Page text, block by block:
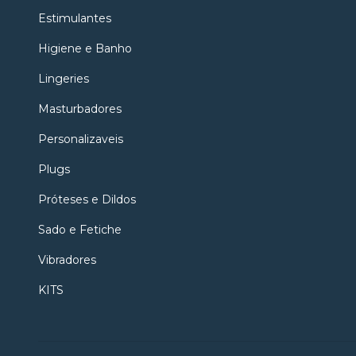
Estimulantes
Higiene e Banho
Lingeries
Masturbadores
Personalizaveis
Plugs
Próteses e Dildos
Sado e Fetiche
Vibradores
KITS